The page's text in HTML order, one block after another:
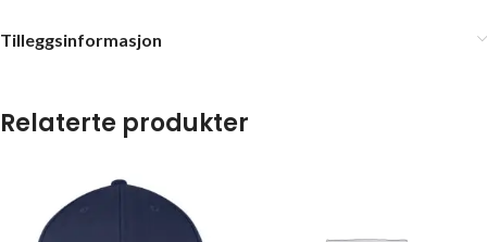
Tilleggsinformasjon
Relaterte produkter